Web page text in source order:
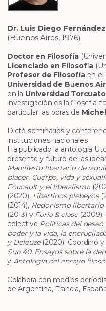
Dr. Luis Diego Fernández
(Buenos Aires, 1976)
Doctor en Filosofía
Licenciado en Filosofía
Profesor de Filosofía en el
Universidad de Buenos
en la Universidad
investigación es la filosofía
particular las obras de
Dictó seminarios y
instituciones nacionales.
Ha publicado la antología
presente y futuro de las
Manifiesto libertario de
placer. Cuerpo, vida y
Foucault y el liberalismo
(2020), Libertinos plebeyos
(2014), Hedonismo libertario
(2013) y Furia & clase(2009).
colectivo Políticas del
poder y la vida, la
y Deleuze(2020). Coordinó
Sub 40. Ensayos sobre la
y Antología del ensayo
Colabora con medios
de Argentina, Francia,